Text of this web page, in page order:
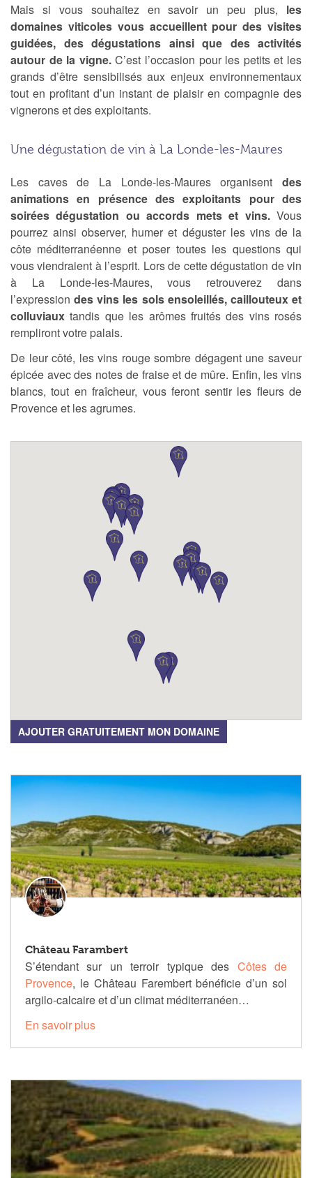
Mais si vous souhaitez en savoir un peu plus, les
domaines viticoles vous accueillent pour des visites
guidées, des dégustations ainsi que des activités
autour de la vigne.C’est l’occasion pour les petits et les
grands d’être sensibilisés aux enjeux environnementaux
tout en profitant d’un instant de plaisir en compagnie des
vignerons et des exploitants.
Une dégustation de vin à La Londe-les-Maures
Les caves de La Londe-les-Maures organisent des
animations en présence des exploitants pour des
soirées dégustation ou accords mets et vins.Vous
pourrez ainsi observer, humer et déguster les vins de la
côte méditerranéenne et poser toutes les questions qui
vous viendraient à l’esprit. Lors de cette dégustation de vin
à La Londe-les-Maures, vous retrouverez dans
l’expressiondes vins les sols ensoleillés, caillouteux et
colluviaux tandis que les arômes fruités des vins rosés
rempliront votre palais.
De leur côté, les vins rouge sombre dégagent une saveur
épicée avec des notes de fraise et de mûre. Enfin, les vins
blancs, tout en fraîcheur, vous feront sentir les fleurs de
Provence et les agrumes.
AJOUTER GRATUITEMENT MON DOMAINE
Château Farambert
S’étendant sur un terroir typique des Côtes de
Provence, le Château Farembert bénéficie d’un sol
argilo-calcaire et d’un climat méditerranéen…
En savoir plus